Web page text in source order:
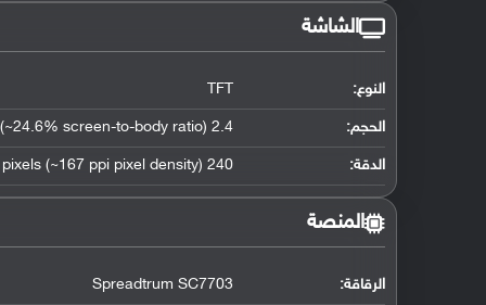
الشاشة
النوع: TFT
الحجم: 2.4 inches (~24.6% screen-to-body ratio)
الدقة: 240 x 320 pixels (~167 ppi pixel density)
المنصة
الرقاقة:
Spreadtrum SC7703